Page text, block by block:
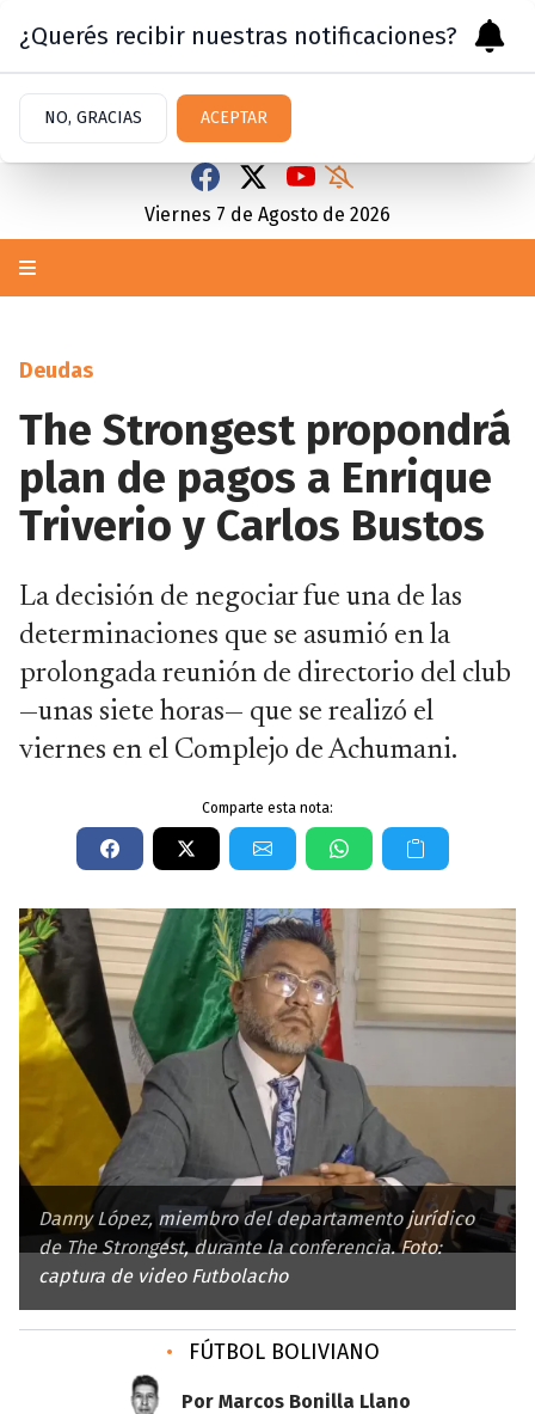
Viernes 7 de Agosto de 2026
Deudas
The Strongest propondrá
plan de pagos a Enrique
Triverio y Carlos Bustos
La decisión de negociar fue una de las
determinaciones que se asumió en la
prolongada reunión de directorio del club
—unas siete horas— que se realizó el
viernes en el Complejo de Achumani.
Comparte esta nota:
Danny López, miembro del departamento jurídico
de The Strongest, durante la conferencia. Foto:
captura de video Futbolacho
• FÚTBOL BOLIVIANO
Por Marcos Bonilla Llano
¿Querés recibir nuestras notificaciones?
NO, GRACIAS ACEPTAR